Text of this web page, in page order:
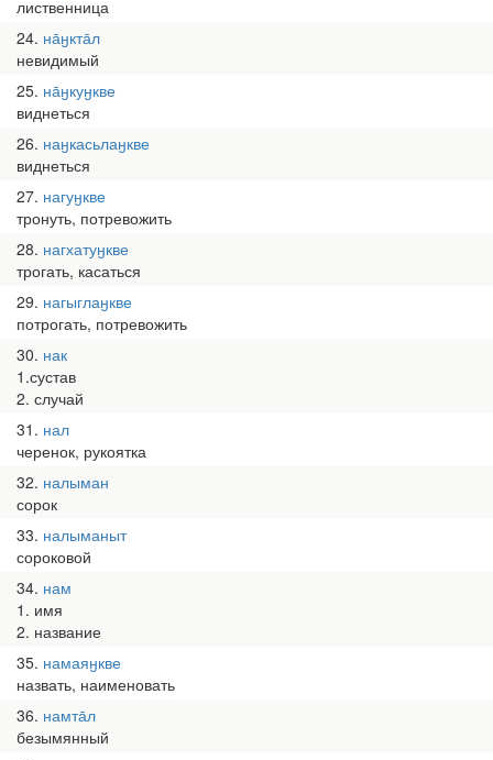
лиственница
24 на̄ӈкта̄л
невидимый
25 на̄ӈкуӈкве
виднеться
26 наӈкасьлаӈкве
виднеться
27 нагуӈкве
тронуть, потревожить
28 нагхатуӈкве
трогать, касаться
29 нагыглаӈкве
потрогать, потревожить
30 нак
1.сустав
2. случай
31 нал
черенок, рукоятка
32 налыман
сорок
33 налыманыт
сороковой
34 нам
1. имя
2. название
35 намаяӈкве
назвать, наименовать
36 намта̄л
безымянный